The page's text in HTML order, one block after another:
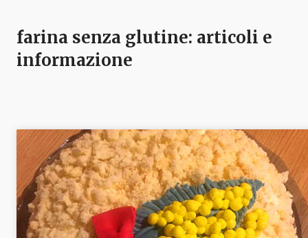
farina senza glutine: articoli e
informazione